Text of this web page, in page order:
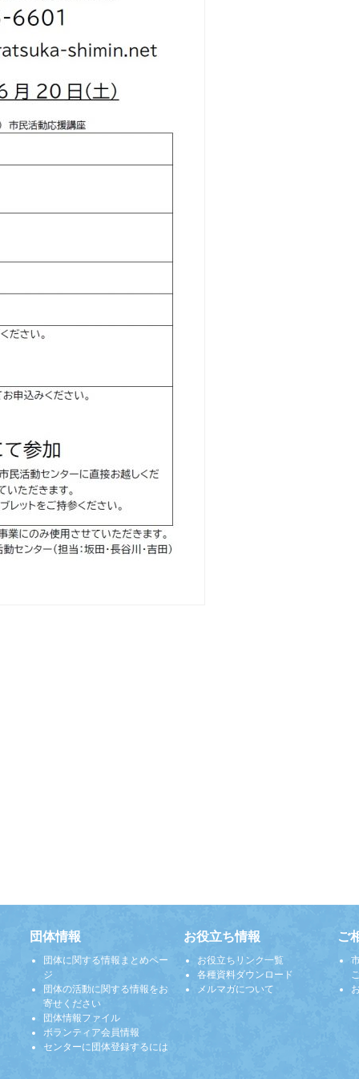
団体情報
団体に関する情報まとめペー
ジ
団体の活動に関する情報をお
寄せください
団体情報ファイル
ボランティア会員情報
センターに団体登録するには
お役立ち情報
お役立ちリンク一覧
各種資料ダウンロード
メルマガについて
ご